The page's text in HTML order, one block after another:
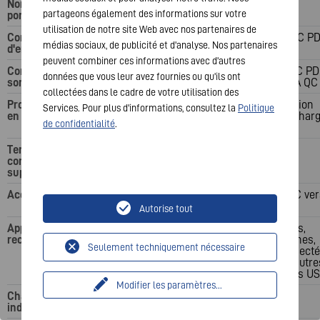
Nombre de
ports USB
Connecteur
d'entrée
Connecteur de
sortie
Protocoles pris
en charge
Temps de
conversation
supplémentaire
Accessoires
Appareils
rechargeables
Charging
indication
2
1x USB-C 1 port USB-C PD
1x USB-C, 1x USB A
2 ports USB-C PD
port USB-A QC
Alimentation
électrique,
Câble USB-C vers
USB-C
Câble USB-C
écouteurs, autres
appareils USB
Tablettes,
smartphones,
montres
écouteurs,
périphériques
4 LED
4 LED
partageons également des informations sur votre
utilisation de notre site Web avec nos partenaires de
médias sociaux, de publicité et d'analyse. Nos partenaires
peuvent combiner ces informations avec d'autres
données que vous leur avez fournies ou qu'ils ont
collectées dans le cadre de votre utilisation des
Services. Pour plus d'informations, consultez la Politique
de confidentialité.
Modifier les paramètres...
Seulement techniquement nécessaire
Autorise tout